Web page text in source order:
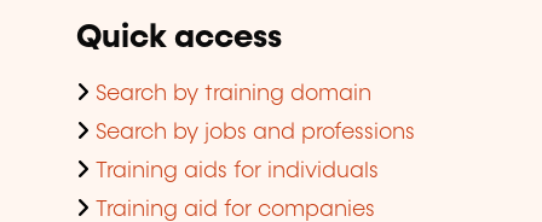
Quick access
Search by training domain
Search by jobs and professions
Training aids for individuals
Training aid for companies